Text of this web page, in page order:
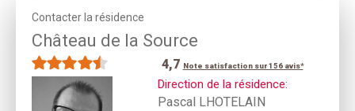
Contacter la résidence
Château de la Source
4,7 Note satisfaction sur 156 avis*
Direction de la résidence:
Pascal LHOTELAIN